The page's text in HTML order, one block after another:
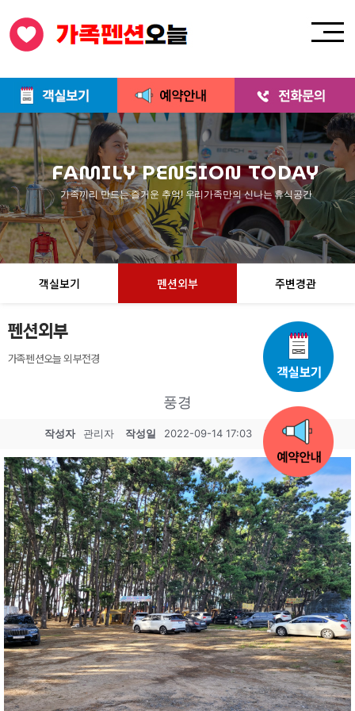
FAMILY PENSION TODAY
가족끼리 만드는 즐거운 추억! 우리가족만의 신나는 휴식공간
객실보기 펜션외부 주변경관
펜션외부
가족펜션오늘 외부전경
풍경
작성자 관리자 작성일 2022-09-14 17:03 조회 808